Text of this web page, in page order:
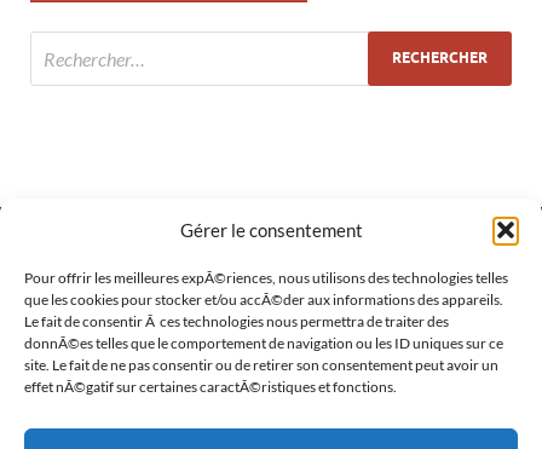
Gérer le consentement
Pour offrir les meilleures expÃ©riences, nous utilisons des technologies telles
que les cookies pour stocker et/ou accÃ©der aux informations des appareils.
Le fait de consentir Ã ces technologies nous permettra de traiter des
donnÃ©es telles que le comportement de navigation ou les ID uniques sur ce
site. Le fait de ne pas consentir ou de retirer son consentement peut avoir un
effet nÃ©gatif sur certaines caractÃ©ristiques et fonctions.
MÉTA
Connexion
Flux des publications
Flux des commentaires